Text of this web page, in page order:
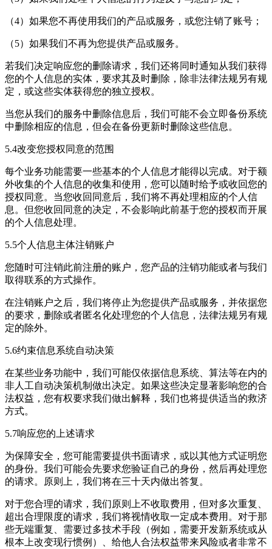
（4）如果您不再使用我们的产品或服务，或您注销了账号；
（5）如果我们不再为您提供产品或服务。
若我们决定响应您的删除请求，我们还将同时通知从我们获得
您的个人信息的实体，要求其及时删除，除非法律法规另有规
定，或这些实体获得您的独立授权。
当您从我们的服务中删除信息后，我们可能不会立即备份系统
中删除相应的信息，但会在备份更新时删除这些信息。
5.4改变您授权同意的范围
每个业务功能需要一些基本的个人信息才能得以完成。对于额
外收集的个人信息的收集和使用，您可以随时给予或收回您的
授权同意。当您收回同意后，我们将不再处理相应的个人信
息。但您收回同意的决定，不会影响此前基于您的授权而开展
的个人信息处理。
5.5个人信息主体注销账户
您随时可注销此前注册的账户，您产品的注销功能或者与我们
取得联系的方式操作。
在注销账户之后，我们将停止为您提供产品或服务，并依据您
的要求，删除或者匿名化处理您的个人信息，法律法规另有规
定的除外。
5.6约束信息系统自动决策
在某些业务功能中，我们可能仅依据信息系统、算法等在内的
非人工自动决策机制做出决定。如果这些决定显著影响您的合
法权益，您有权要求我们做出解释，我们也将提供适当的救济
方式。
5.7响应您的上述请求
为保障安全，您可能需要提供书面请求，或以其他方式证明您
的身份。我们可能会先要求您验证自己的身份，然后再处理您
的请求。原则上，我们将在三十天内做出答复。
对于您合理的请求，我们原则上不收取费用，但对多次重复、
超出合理限度的请求，我们将视情收取一定成本费用。对于那
些无端重复、需要过多技术手段（例如，需要开发新系统或从
根本上改变现行惯例）、给他人合法权益带来风险或者非常不